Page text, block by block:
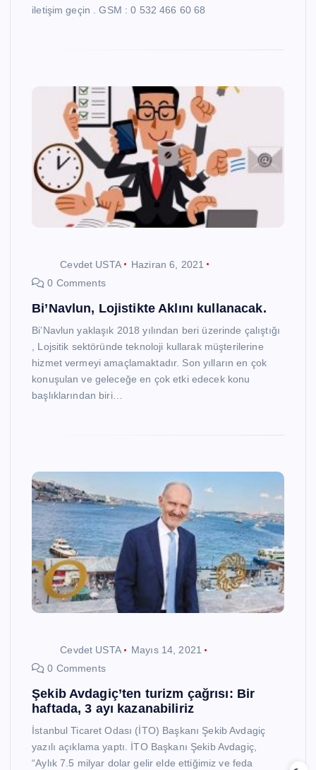
iletişim geçin . GSM : 0 532 466 60 68
Cevdet USTA
Haziran 6, 2021
0 Comments
Bi’Navlun, Lojistikte Aklını kullanacak.
Bi’Navlun yaklaşık 2018 yılından beri üzerinde çalıştığı
, Lojsitik sektöründe teknoloji kullarak müşterilerine
hizmet vermeyi amaçlamaktadır. Son yılların en çok
konuşulan ve geleceğe en çok etki edecek konu
başlıklarından biri…
Cevdet USTA
Mayıs 14, 2021
0 Comments
Şekib Avdagiç’ten turizm çağrısı: Bir
haftada, 3 ayı kazanabiliriz
İstanbul Ticaret Odası (İTO) Başkanı Şekib Avdagiç
yazılı açıklama yaptı. İTO Başkanı Şekib Avdagiç,
“Aylık 7.5 milyar dolar gelir elde ettiğimiz ve feda